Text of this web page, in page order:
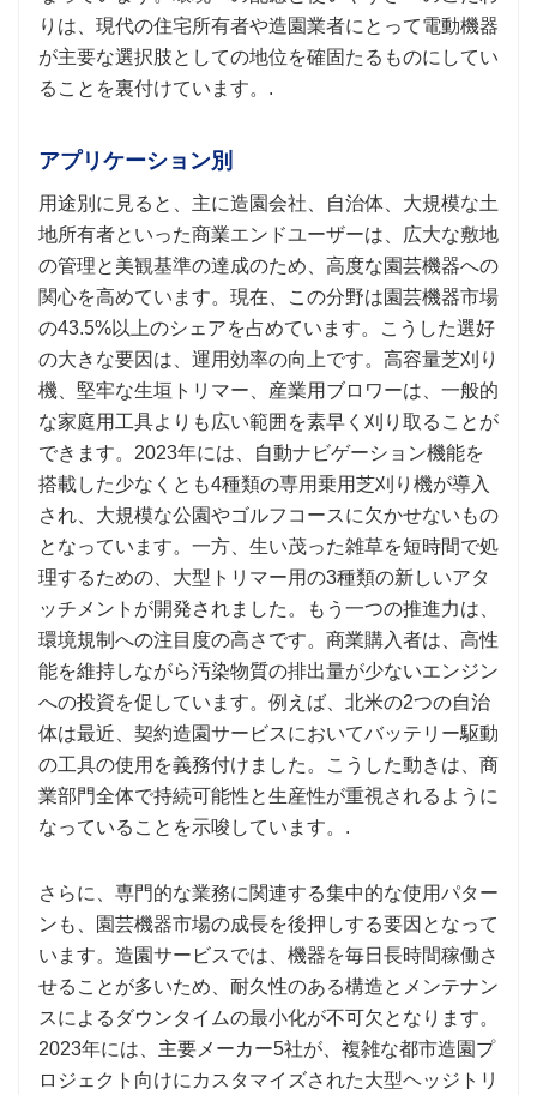
りは、現代の住宅所有者や造園業者にとって電動機器
が主要な選択肢としての地位を確固たるものにしてい
ることを裏付けています。.
アプリケーション別
用途別に見ると、主に造園会社、自治体、大規模な土
地所有者といった商業エンドユーザーは、広大な敷地
の管理と美観基準の達成のため、高度な園芸機器への
関心を高めています。現在、この分野は園芸機器市場
の43.5%以上のシェアを占めています。こうした選好
の大きな要因は、運用効率の向上です。高容量芝刈り
機、堅牢な生垣トリマー、産業用ブロワーは、一般的
な家庭用工具よりも広い範囲を素早く刈り取ることが
できます。2023年には、自動ナビゲーション機能を
搭載した少なくとも4種類の専用乗用芝刈り機が導入
され、大規模な公園やゴルフコースに欠かせないもの
となっています。一方、生い茂った雑草を短時間で処
理するための、大型トリマー用の3種類の新しいアタ
ッチメントが開発されました。もう一つの推進力は、
環境規制への注目度の高さです。商業購入者は、高性
能を維持しながら汚染物質の排出量が少ないエンジン
への投資を促しています。例えば、北米の2つの自治
体は最近、契約造園サービスにおいてバッテリー駆動
の工具の使用を義務付けました。こうした動きは、商
業部門全体で持続可能性と生産性が重視されるように
なっていることを示唆しています。.
さらに、専門的な業務に関連する集中的な使用パター
ンも、園芸機器市場の成長を後押しする要因となって
います。造園サービスでは、機器を毎日長時間稼働さ
せることが多いため、耐久性のある構造とメンテナン
スによるダウンタイムの最小化が不可欠となります。
2023年には、主要メーカー5社が、複雑な都市造園プ
ロジェクト向けにカスタマイズされた大型ヘッジトリ